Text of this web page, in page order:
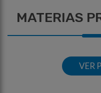
MATERIAS
VER